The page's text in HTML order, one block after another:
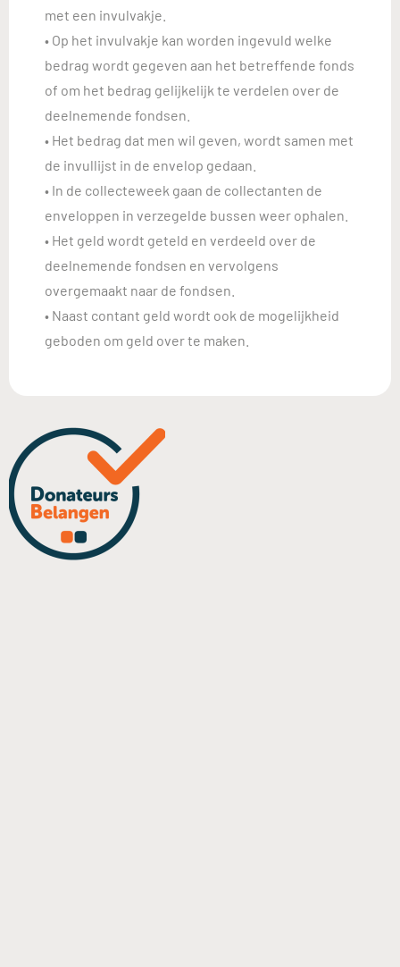
met een invulvakje.
• Op het invulvakje kan worden ingevuld welke
bedrag wordt gegeven aan het betreffende fonds
of om het bedrag gelijkelijk te verdelen over de
deelnemende fondsen.
• Het bedrag dat men wil geven, wordt samen met
de invullijst in de envelop gedaan.
• In de collecteweek gaan de collectanten de
enveloppen in verzegelde bussen weer ophalen.
• Het geld wordt geteld en verdeeld over de
deelnemende fondsen en vervolgens
overgemaakt naar de fondsen.
• Naast contant geld wordt ook de mogelijkheid
geboden om geld over te maken.